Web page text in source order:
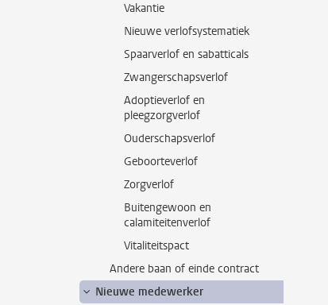
Vakantie
Nieuwe verlofsystematiek
Spaarverlof en sabatticals
Zwangerschapsverlof
Adoptieverlof en
pleegzorgverlof
Ouderschapsverlof
Geboorteverlof
Zorgverlof
Buitengewoon en
calamiteitenverlof
Vitaliteitspact
Andere baan of einde contract
Nieuwe medewerker